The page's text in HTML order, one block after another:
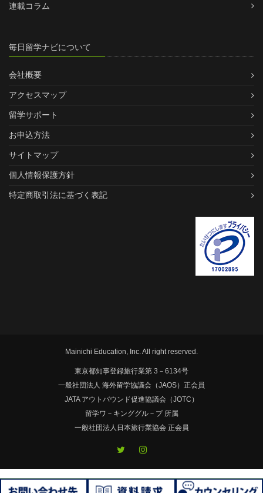
連載コラム
毎日留学ナビについて
会社概要
アクセスマップ
留学サポート
お申込方法
サイトマップ
個人情報保護方針
特定商取引法に基づく表記
Mainichi Education, Inc. All right reserved.
東京都知事登録旅行業第 3－6134号
一般社団法人 海外留学協議会（JAOS）正会員
JATA アウトバウンド促進協議会（JOTC）
留学ワ－キンググル－プ 所属
一般社団法人日本旅行業協会 正会員